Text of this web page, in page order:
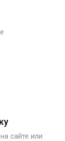
сайте или